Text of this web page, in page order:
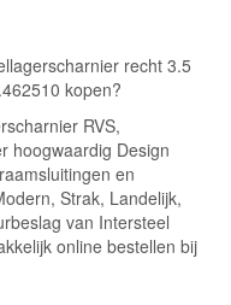
recht 3.5
kopen?
RVS,
hoogwaardig Design
en
Strak, Landelijk,
van Intersteel
online bestellen bij